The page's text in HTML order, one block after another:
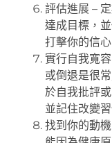
評估進展 –
達成目標，
打擊你的信
實行自我寬
或倒退是很
於自我批評
並記住改變
找到你的動